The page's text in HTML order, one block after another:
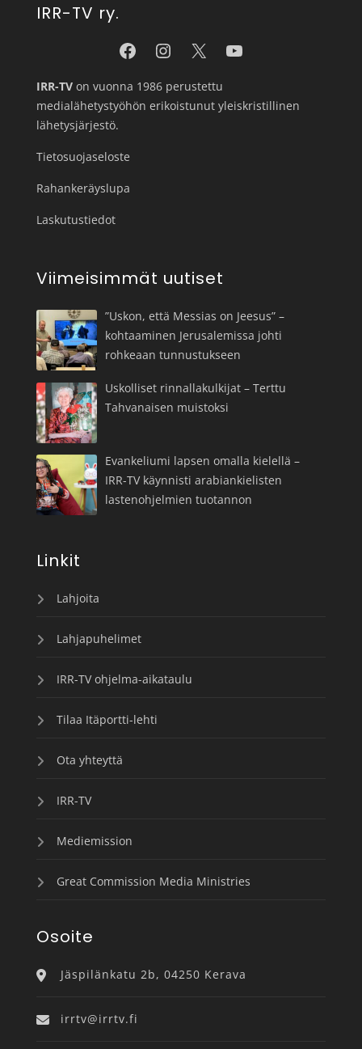
IRR-TV ry.
IRR-TVon vuonna 1986 perustettu
medialähetystyöhön erikoistunut yleiskristillinen
lähetysjärjestö.
Tietosuojaseloste
Rahankeräyslupa
Laskutustiedot
Viimeisimmät uutiset
”Uskon, että Messias on Jeesus” –
kohtaaminen Jerusalemissa johti
rohkeaan tunnustukseen
Uskolliset rinnallakulkijat – Terttu
Tahvanaisen muistoksi
Evankeliumi lapsen omalla kielellä –
IRR-TV käynnisti arabiankielisten
lastenohjelmien tuotannon
Linkit
Lahjoita
Lahjapuhelimet
IRR-TV ohjelma-aikataulu
Tilaa Itäportti-lehti
Ota yhteyttä
IRR-TV
Mediemission
Great Commission Media Ministries
Osoite
Jäspilänkatu 2b, 04250 Kerava
irrtv@irrtv.fi